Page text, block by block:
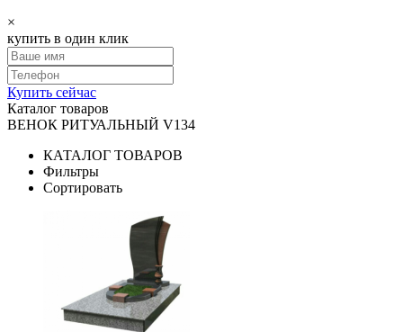
×
купить в один клик
Купить сейчас
Каталог товаров
ВЕНОК РИТУАЛЬНЫЙ V134
КАТАЛОГ ТОВАРОВ
Фильтры
Сортировать